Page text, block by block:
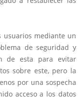
usuarios mediante un
de seguridad y
de esta para evitar
sobre este, pero la
por una sospecha
acceso a los datos